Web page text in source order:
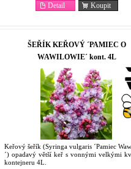
Koupit
Detail
ŠEŘÍK KEŘOVÝ ´PAMIEC O
WAWILOWIE´ kont. 4L
Keřový šeřík (Syringa vulgaris ´Pamiec
´) opadavý větší keř s vonnými velkými
kontejneru 4L.